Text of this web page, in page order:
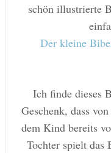
schön illustrierte
Der kleine
Ich finde dieses
Geschenk, dass
dem Kind bereits
Tochter spielt das